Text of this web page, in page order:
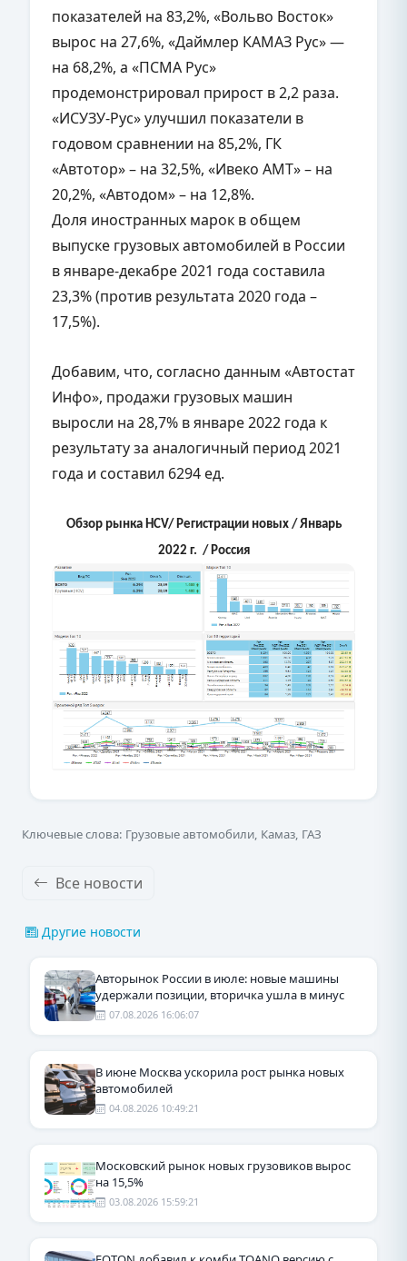
показателей на 83,2%, «Вольво Восток»
вырос на 27,6%, «Даймлер КАМАЗ Рус» —
на 68,2%, а «ПСМА Рус»
продемонстрировал прирост в 2,2 раза.
«ИСУЗУ-Рус» улучшил показатели в
годовом сравнении на 85,2%, ГК
«Автотор» – на 32,5%, «Ивеко АМТ» – на
20,2%, «Автодом» – на 12,8%.
Доля иностранных марок в общем
выпуске грузовых автомобилей в России
в январе-декабре 2021 года составила
23,3% (против результата 2020 года –
17,5%).
Добавим, что, согласно данным «Автостат
Инфо», продажи грузовых машин
выросли на 28,7% в январе 2022 года к
результату за аналогичный период 2021
года и составил 6294 ед.
Обзор рынка HCV/ Регистрации новых / Январь
2022 г. / Россия
Ключевые слова: Грузовые автомобили, Камаз, ГАЗ
Все новости
Другие новости
Авторынок России в июле: новые машины
удержали позиции, вторичка ушла в минус
07.08.2026 16:06:07
В июне Москва ускорила рост рынка новых
автомобилей
04.08.2026 10:49:21
Московский рынок новых грузовиков вырос
на 15,5%
03.08.2026 15:59:21